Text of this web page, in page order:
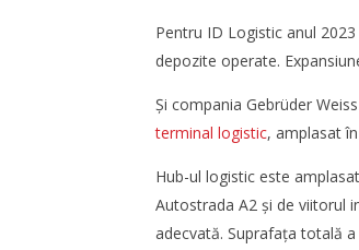
Florescu
Pentru ID Logistic anul
depozite operate.
Și compania Gebrüder
terminal logistic, amplasat
Hub-ul logistic este
Autostrada A2 și de viitorul
adecvată. Suprafața totală